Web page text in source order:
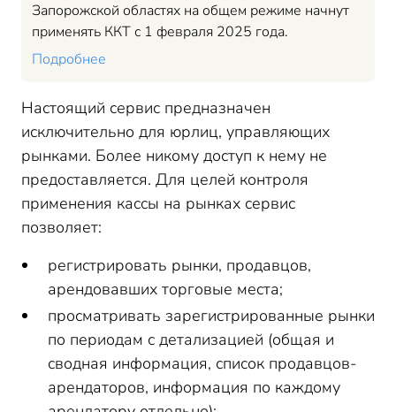
Запорожской областях на общем режиме начнут
применять ККТ с 1 февраля 2025 года.
Подробнее
Настоящий сервис предназначен
исключительно для юрлиц, управляющих
рынками. Более никому доступ к нему не
предоставляется. Для целей контроля
применения кассы на рынках сервис
позволяет:
регистрировать рынки, продавцов,
арендовавших торговые места;
просматривать зарегистрированные рынки
по периодам с детализацией (общая и
сводная информация, список продавцов-
арендаторов, информация по каждому